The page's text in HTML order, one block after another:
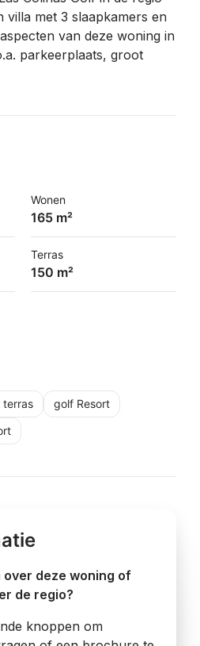
villa met 3 slaapkamers en
van deze woning in
parkeerplaats, groot
Wonen
165 m²
Terras
150 m²
terras
golf Resort
deze woning of
de regio?
knoppen om